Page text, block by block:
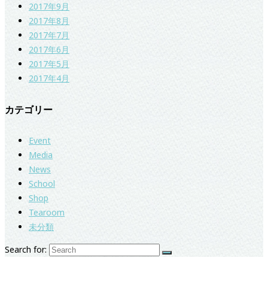
2017年9月
2017年8月
2017年7月
2017年6月
2017年5月
2017年4月
カテゴリー
Event
Media
News
School
Shop
Tearoom
未分類
Search for: